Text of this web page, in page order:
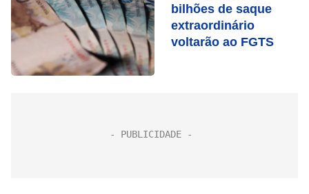
bilhões de saque
extraordinário
voltarão ao FGTS